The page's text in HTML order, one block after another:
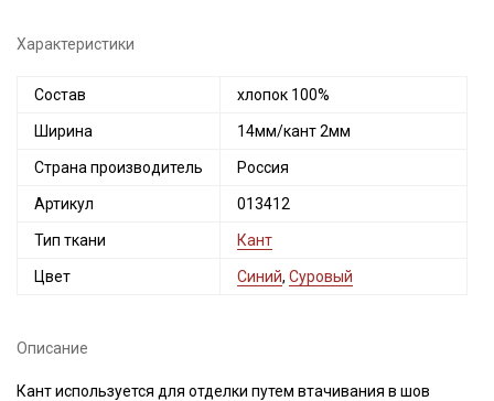
Характеристики
Состав хлопок 100%
Ширина 14мм/кант 2мм
Страна производитель Россия
Артикул 013412
Тип ткани Кант
Цвет Синий, Суровый
Описание
Кант используется для отделки путем втачивания в шов
Секретная рассылка от Купава
Мы публикуем здесь дополнительные
промокоды и скидки до 30% на узкие
Электронная почта